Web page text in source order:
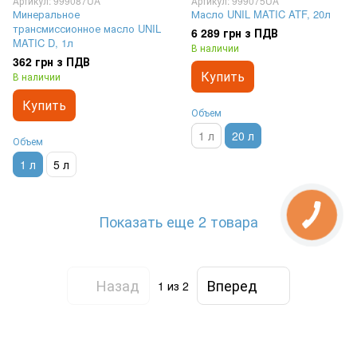
Минеральное
трансмиссионное масло UNIL
MATIC D, 1л
362 грн з ПДВ
В наличии
Купить
Объем
1 л 5 л
Масло UNIL MATIC ATF, 20л
6 289 грн з ПДВ
В наличии
Купить
Объем
1 л 20 л
Показать еще 2 товара
Назад 1 из 2 Вперед